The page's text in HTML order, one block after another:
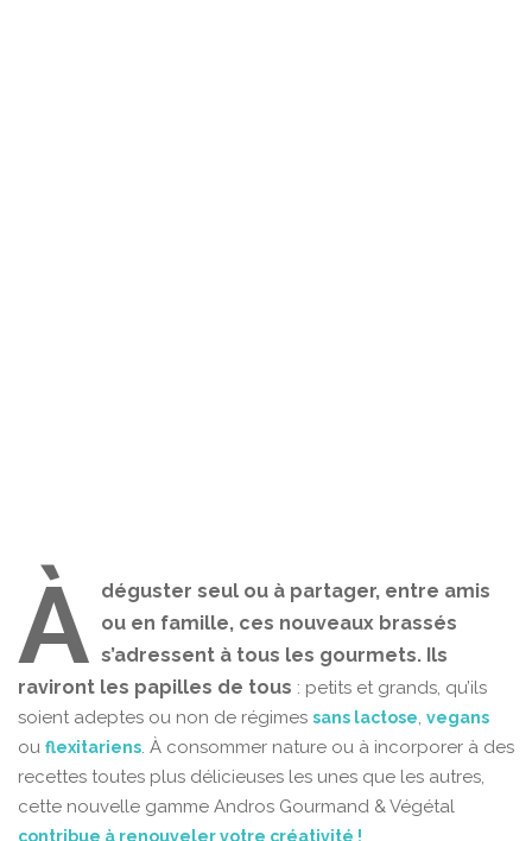
À déguster seul ou à partager, entre amis
ou en famille, ces nouveaux brassés
s’adressent à tous les gourmets. Ils
raviront les papilles de tous : petits et grands, qu’ils
soient adeptes ou non de régimes sans lactose, vegans
ou flexitariens. À consommer nature ou à incorporer à des
recettes toutes plus délicieuses les unes que les autres,
cette nouvelle gamme Andros Gourmand & Végétal
contribue à renouveler votre créativité !